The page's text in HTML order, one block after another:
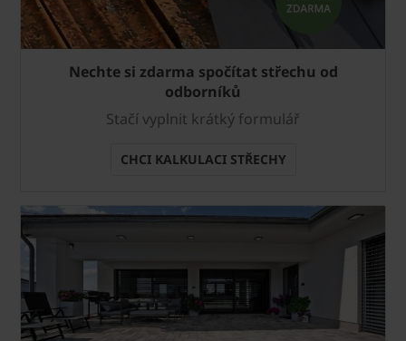
Nechte si zdarma spočítat střechu od
odborníků
Stačí vyplnit krátký formulář
CHCI KALKULACI STŘECHY